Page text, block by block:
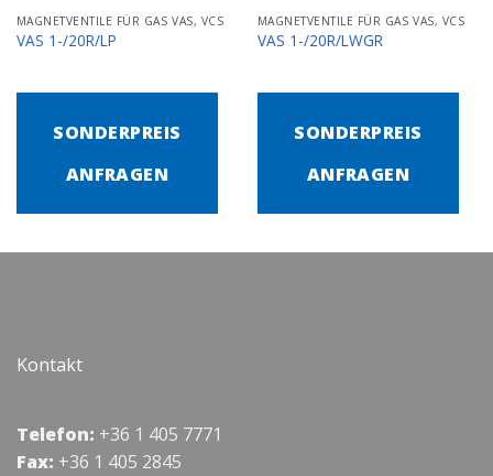
MAGNETVENTILE FÜR GAS VAS, VCS
VAS 1-/20R/LP
SONDERPREIS
ANFRAGEN
MAGNETVENTILE FÜR GAS VAS, VCS
VAS 1-/20R/LWGR
SONDERPREIS
ANFRAGEN
Kontakt
Telefon: +36 1 405 7771
Fax: +36 1 405 2845